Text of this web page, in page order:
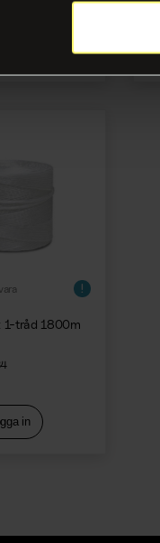
1-tråd 1800m
in